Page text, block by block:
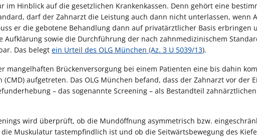
im Hinblick auf die gesetzlichen Krankenkassen. Denn gehört eine
darf der Zahnarzt die Leistung auch dann nicht unterlassen, wenn
er die gebotene Behandlung dann auf privatärztlicher Basis erbringen
Aufklärung sowie die Durchführung der nach zahnmedizinischem
Das belegt ein Urteil des OLG München (Az. 3 U 5039/13).
mangelhaften Brückenversorgung bei einem Patienten eine bis dahin
aufgetreten. Das OLG München befand, dass der Zahnarzt vor der
– das sogenannte Screening – als Bestandteil
wird überprüft, ob die Mundöffnung asymmetrisch bzw.
Muskulatur tastempfindlich ist und ob die Seitwärtsbewegung des